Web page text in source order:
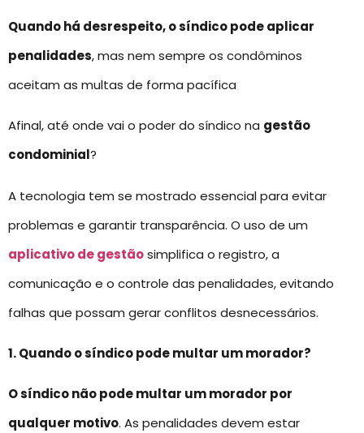
Quando há desrespeito, o síndico pode aplicar
penalidades, mas nem sempre os condôminos
aceitam as multas de forma pacífica
Afinal, até onde vai o poder do síndico na gestão
condominial?
A tecnologia tem se mostrado essencial para evitar
problemas e garantir transparência. O uso de um
aplicativo de gestãosimplifica o registro, a
comunicação e o controle das penalidades, evitando
falhas que possam gerar conflitos desnecessários.
1. Quando o síndico pode multar um morador?
O síndico não pode multar um morador por
qualquer motivo. As penalidades devem estar